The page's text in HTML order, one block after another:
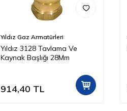
Yıldız Gaz Armatürleri
Yıldız 3128 Tavlama Ve
Kaynak Başlığı 28Mm
914,40 TL